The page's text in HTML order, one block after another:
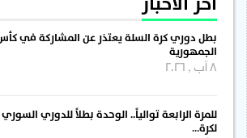
بطل دوري كرة السلة يعتذر عن المشاركة في كأس
الجمهورية
للمرة الرابعة توالياً.. الوحدة بطلاً للدوري السوري
لكرة…